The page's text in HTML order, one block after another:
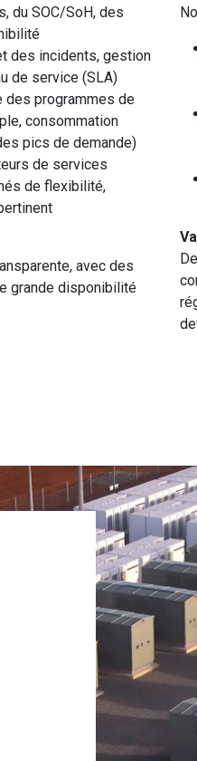
du SOC/SoH, des
des incidents, gestion
de service (SLA)
des programmes de
consommation
pics de demande)
de services
de flexibilité,
avec des
grande disponibilité